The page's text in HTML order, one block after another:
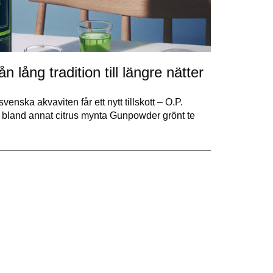
lång tradition till längre nätter
akvaviten får ett nytt tillskott – O.P.
annat citrus mynta Gunpowder grönt te